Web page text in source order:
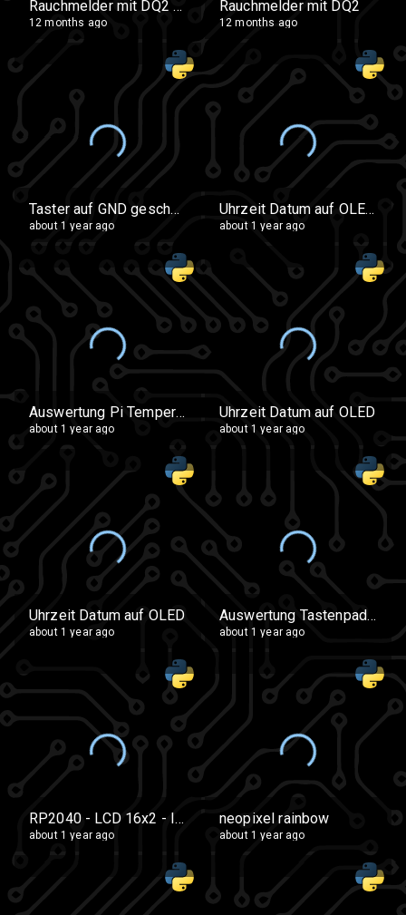
Rauchmelder mit DQ2 und LCD1602
12 months ago
Rauchmelder mit DQ2
12 months ago
Taster auf GND geschaltet
about 1 year ago
Uhrzeit Datum auf OLED mit DS3231
about 1 year ago
Auswertung Pi Temperatursensor Intern
about 1 year ago
Uhrzeit Datum auf OLED
about 1 year ago
Uhrzeit Datum auf OLED
about 1 year ago
Auswertung Tastenpad wechsenldes Passwort aus Liste
about 1 year ago
RP2040 - LCD 16x2 - I2C - RT DS1307 Copy
about 1 year ago
neopixel rainbow
about 1 year ago